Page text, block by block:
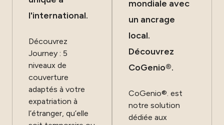
l'international.
Découvrez
Journey : 5
niveaux de
couverture
adaptés à votre
expatriation à
l’étranger, qu’elle
mondiale avec
un ancrage
local.
Découvrez
CoGenio®.
CoGenio®. est
notre solution
dédiée aux